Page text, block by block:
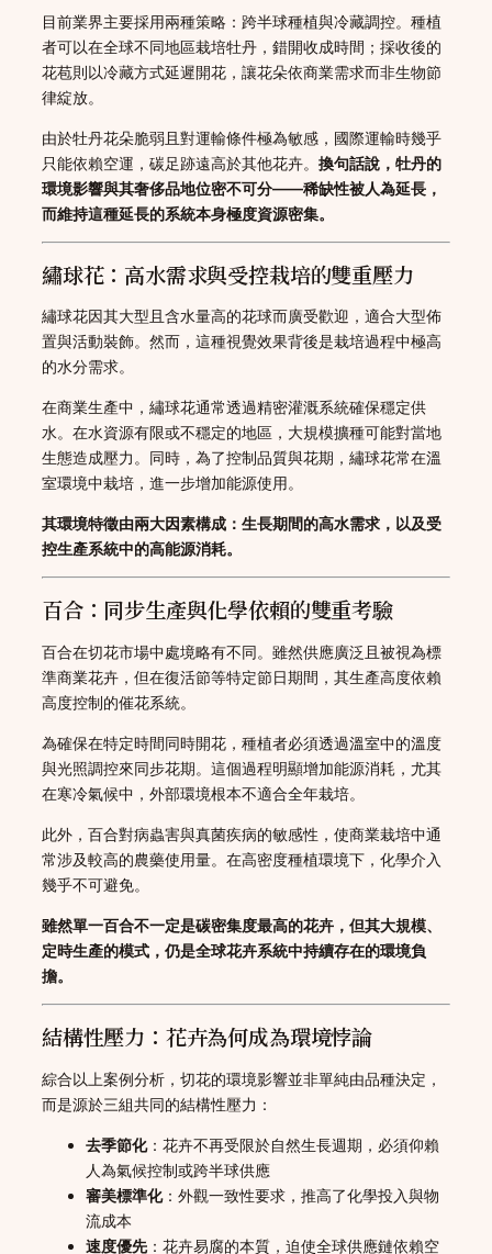
目前業界主要採用兩種策略：跨半球種植與冷藏調控。種植
者可以在全球不同地區栽培牡丹，錯開收成時間；採收後的
花苞則以冷藏方式延遲開花，讓花朵依商業需求而非生物節
律綻放。
由於牡丹花朵脆弱且對運輸條件極為敏感，國際運輸時幾乎
只能依賴空運，碳足跡遠高於其他花卉。 換句話說，牡丹的
環境影響與其奢侈品地位密不可分——稀缺性被人為延長，
而維持這種延長的系統本身極度資源密集。
繡球花：高水需求與受控栽培的雙重壓力
繡球花因其大型且含水量高的花球而廣受歡迎，適合大型佈
置與活動裝飾。然而，這種視覺效果背後是栽培過程中極高
的水分需求。
在商業生產中，繡球花通常透過精密灌溉系統確保穩定供
水。在水資源有限或不穩定的地區，大規模擴種可能對當地
生態造成壓力。同時，為了控制品質與花期，繡球花常在溫
室環境中栽培，進一步增加能源使用。
其環境特徵由兩大因素構成：生長期間的高水需求，以及受
控生產系統中的高能源消耗。
百合：同步生產與化學依賴的雙重考驗
百合在切花市場中處境略有不同。雖然供應廣泛且被視為標
準商業花卉，但在復活節等特定節日期間，其生產高度依賴
高度控制的催花系統。
為確保在特定時間同時開花，種植者必須透過溫室中的溫度
與光照調控來同步花期。這個過程明顯增加能源消耗，尤其
在寒冷氣候中，外部環境根本不適合全年栽培。
此外，百合對病蟲害與真菌疾病的敏感性，使商業栽培中通
常涉及較高的農藥使用量。在高密度種植環境下，化學介入
幾乎不可避免。
雖然單一百合不一定是碳密集度最高的花卉，但其大規模、
定時生產的模式，仍是全球花卉系統中持續存在的環境負
擔。
結構性壓力：花卉為何成為環境悖論
綜合以上案例分析，切花的環境影響並非單純由品種決定，
而是源於三組共同的結構性壓力：
去季節化：花卉不再受限於自然生長週期，必須仰賴
人為氣候控制或跨半球供應
審美標準化：外觀一致性要求，推高了化學投入與物
流成本
速度優先：花卉易腐的本質，迫使全球供應鏈依賴空